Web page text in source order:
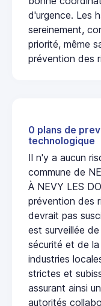
d'urgence. Les
sereinement,
priorité, même
prévention des
0 plans de
technologique
Il n'y a aucun
commune de
À NEVY LES
prévention des
devrait pas
est surveillée
sécurité et de
industries
strictes et
assurant ainsi
autorités